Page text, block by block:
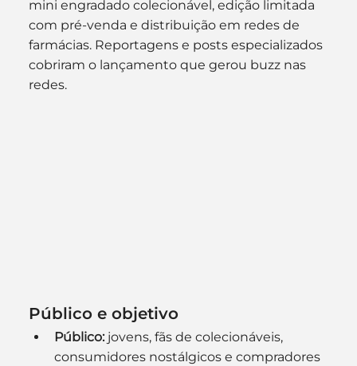
mini engradado colecionável, edição limitada
com pré-venda e distribuição em redes de
farmácias. Reportagens e posts especializados
cobriram o lançamento que gerou buzz nas
redes.
Público e objetivo
Público: jovens, fãs de colecionáveis,
consumidores nostálgicos e compradores